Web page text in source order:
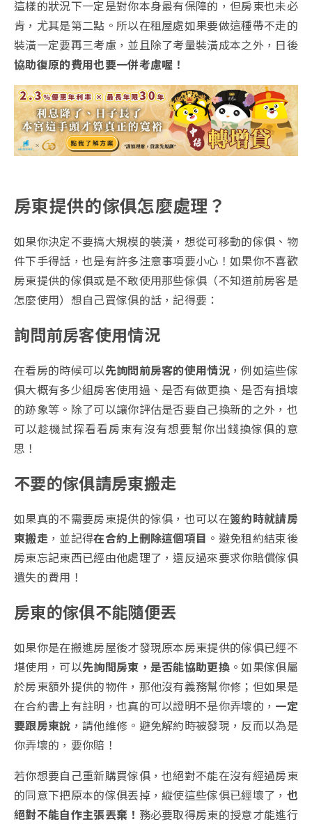
這樣的狀況下一定是對你本身最有保障的，但房東也未必
肯，尤其是第二點。所以在租屋處如果要做這種帶不走的
裝潢一定要再三考慮，並且除了考量裝潢成本之外，日後
協助復原的費用也要一併考慮喔！
房東提供的傢俱怎麼處理？
如果你決定不要搞大規模的裝潢，想從可移動的傢俱、物
件下手得話，也是有許多注意事項要小心！如果你不喜歡
房東提供的傢俱或是不敢使用那些傢俱（不知道前房客是
怎麼使用）想自己買傢俱的話，記得要：
詢問前房客使用情況
在看房的時候可以先詢問前房客的使用情況 ，例如這些傢
俱大概有多少組房客使用過、是否有做更換、是否有損壞
的跡象等。除了可以讓你評估是否要自己換新的之外，也
可以趁機試探看看房東有沒有想要幫你出錢換傢俱的意
思！
不要的傢俱請房東搬走
如果真的不需要房東提供的傢俱，也可以在簽約時就請房
東搬走，並記得在合約上刪除這個項目 。避免租約結束後
房東忘記東西已經由他處理了，還反過來要求你賠償傢俱
遺失的費用！
房東的傢俱不能隨便丟
如果你是在搬進房屋後才發現原本房東提供的傢俱已經不
堪使用，可以先詢問房東，是否能協助更換 。如果傢俱屬
於房東額外提供的物件，那他沒有義務幫你修；但如果是
在合約書上有註明，也真的可以證明不是你弄壞的， 一定
要跟房東說 ，請他維修。避免解約時被發現，反而以為是
你弄壞的，要你賠！
若你想要自己重新購買傢俱，也絕對不能在沒有經過房東
的同意下把原本的傢俱丟掉，縱使這些傢俱已經壞了， 也
絕對不能自作主張丟棄！ 務必要取得房東的授意才能進行